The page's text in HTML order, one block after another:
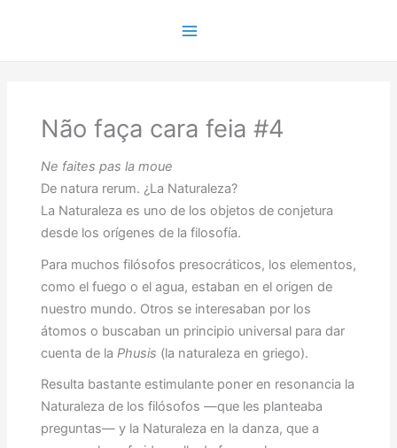
Não faça cara feia #4
Ne faites pas la moue
De natura rerum. ¿La Naturaleza?
La Naturaleza es uno de los objetos de conjetura
desde los orígenes de la filosofía.
Para muchos filósofos presocráticos, los elementos,
como el fuego o el agua, estaban en el origen de
nuestro mundo. Otros se interesaban por los
átomos o buscaban un principio universal para dar
cuenta de la Phusis (la naturaleza en griego).
Resulta bastante estimulante poner en resonancia la
Naturaleza de los filósofos —que les planteaba
preguntas— y la Naturaleza en la danza, que a